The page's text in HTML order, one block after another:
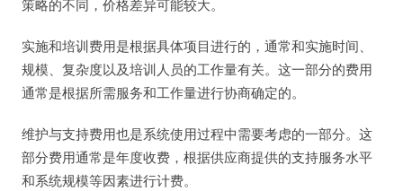
策略的不同，价格差异可能较大。
实施和培训费用是根据具体项目进行的，通常和实施时间、
规模、复杂度以及培训人员的工作量有关。这一部分的费用
通常是根据所需服务和工作量进行协商确定的。
维护与支持费用也是系统使用过程中需要考虑的一部分。这
部分费用通常是年度收费，根据供应商提供的支持服务水平
和系统规模等因素进行计费。